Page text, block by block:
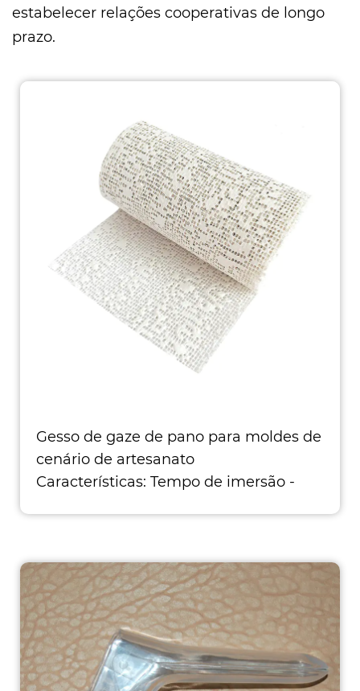
estabelecer relações cooperativas de longo
prazo.
Gesso de gaze de pano para moldes de
cenário de artesanato
Características: Tempo de imersão -